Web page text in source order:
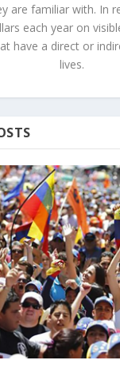
are familiar with. In
each year on
have a direct or
lives.